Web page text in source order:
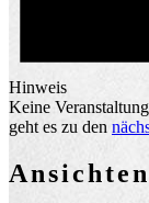
Hinweis
Keine
geht es zu den